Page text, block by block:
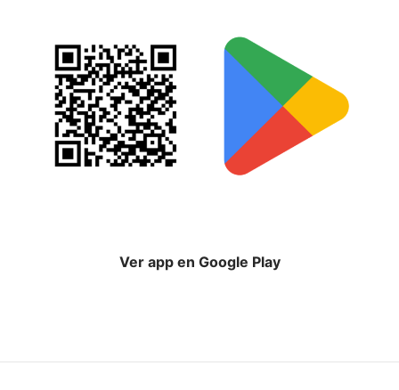
Ver app en Google Play